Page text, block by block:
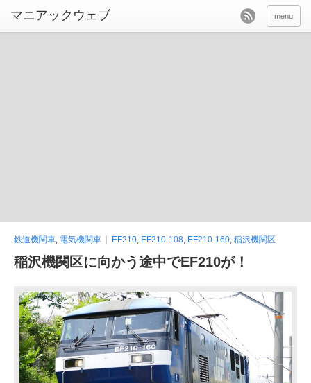
menu
鉄道機関車, 電気機関車 EF210, EF210-108, EF210-160, 稲沢機関区
稲沢機関区に向かう途中でEF210が！